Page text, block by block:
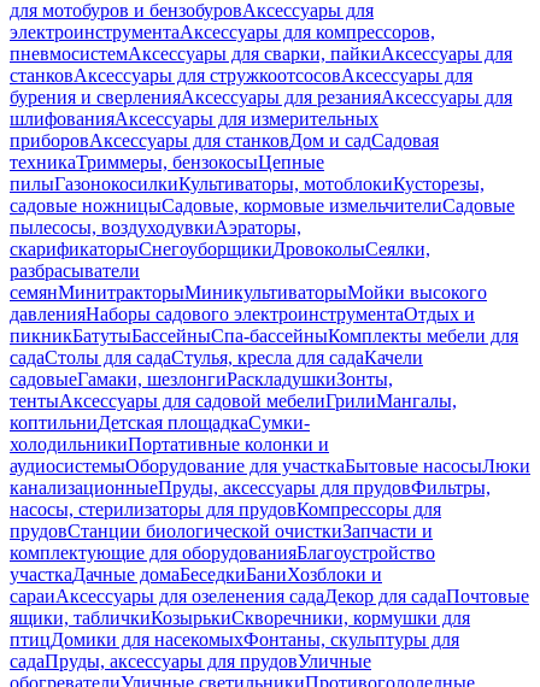
для мотобуров и бензобуровАксессуары для
электроинструментаАксессуары для компрессоров,
пневмосистемАксессуары для сварки, пайкиАксессуары для
станковАксессуары для стружкоотсосовАксессуары для
бурения и сверленияАксессуары для резанияАксессуары для
шлифованияАксессуары для измерительных
приборовАксессуары для станковДом и садСадовая
техникаТриммеры, бензокосыЦепные
пилыГазонокосилкиКультиваторы, мотоблокиКусторезы,
садовые ножницыСадовые, кормовые измельчителиСадовые
пылесосы, воздуходувкиАэраторы,
скарификаторыСнегоуборщикиДровоколыСеялки,
разбрасыватели
семянМинитракторыМиникультиваторыМойки высокого
давленияНаборы садового электроинструментаОтдых и
пикникБатутыБассейныСпа-бассейныКомплекты мебели для
садаСтолы для садаСтулья, кресла для садаКачели
садовыеГамаки, шезлонгиРаскладушкиЗонты,
тентыАксессуары для садовой мебелиГрилиМангалы,
коптильниДетская площадкаСумки-
холодильникиПортативные колонки и
аудиосистемыОборудование для участкаБытовые насосыЛюки
канализационныеПруды, аксессуары для прудовФильтры,
насосы, стерилизаторы для прудовКомпрессоры для
прудовСтанции биологической очисткиЗапчасти и
комплектующие для оборудованияБлагоустройство
участкаДачные домаБеседкиБаниХозблоки и
сараиАксессуары для озеленения садаДекор для садаПочтовые
ящики, табличкиКозырькиСкворечники, кормушки для
птицДомики для насекомыхФонтаны, скульптуры для
садаПруды, аксессуары для прудовУличные
обогревателиУличные светильникиПротивогололедные